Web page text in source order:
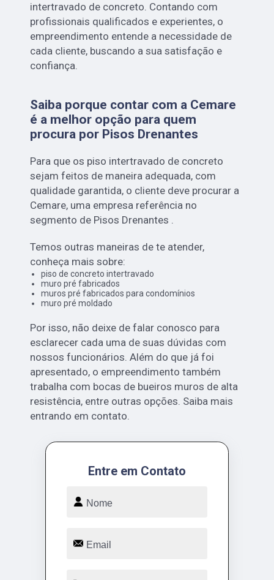
intertravado de concreto. Contando com
profissionais qualificados e experientes, o
empreendimento entende a necessidade de
cada cliente, buscando a sua satisfação e
confiança.
Saiba porque contar com a Cemare
é a melhor opção para quem
procura por Pisos Drenantes
Para que os piso intertravado de concreto
sejam feitos de maneira adequada, com
qualidade garantida, o cliente deve procurar a
Cemare, uma empresa referência no
segmento de Pisos Drenantes .
Temos outras maneiras de te atender,
conheça mais sobre:
piso de concreto intertravado
muro pré fabricados
muros pré fabricados para condomínios
muro pré moldado
Por isso, não deixe de falar conosco para
esclarecer cada uma de suas dúvidas com
nossos funcionários. Além do que já foi
apresentado, o empreendimento também
trabalha com bocas de bueiros muros de alta
resistência, entre outras opções. Saiba mais
entrando em contato.
Entre em Contato